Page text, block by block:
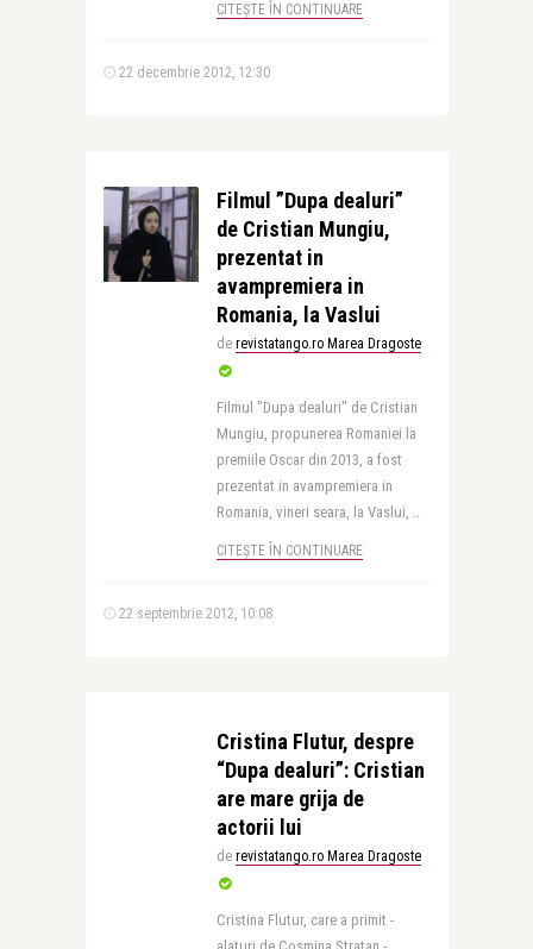
CITEȘTE ÎN CONTINUARE
22 decembrie 2012, 12:30
Filmul ”Dupa dealuri”
de Cristian Mungiu,
prezentat in
avampremiera in
Romania, la Vaslui
de revistatango.ro Marea Dragoste
Filmul "Dupa dealuri" de Cristian
Mungiu, propunerea Romaniei la
premiile Oscar din 2013, a fost
prezentat in avampremiera in
Romania, vineri seara, la Vaslui, ..
CITEȘTE ÎN CONTINUARE
22 septembrie 2012, 10:08
Cristina Flutur, despre
“Dupa dealuri”: Cristian
are mare grija de
actorii lui
de revistatango.ro Marea Dragoste
Cristina Flutur, care a primit -